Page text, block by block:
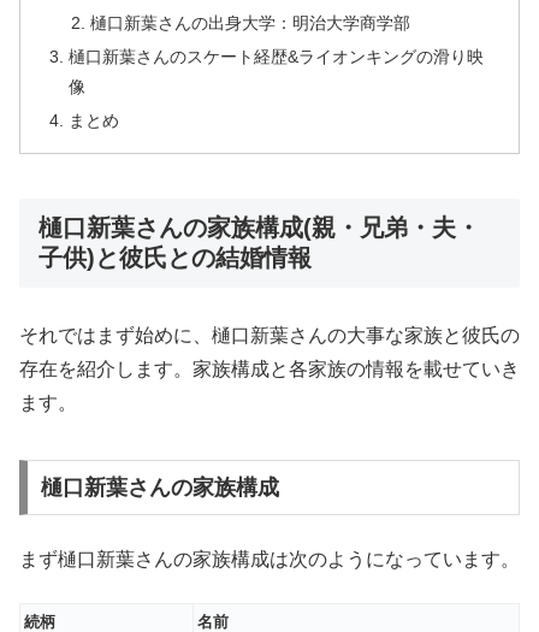
樋口新葉さんの出身大学：明治大学商学部
樋口新葉さんのスケート経歴&ライオンキングの滑り映
像
まとめ
樋口新葉さんの家族構成(親・兄弟・夫・
子供)と彼氏との結婚情報
それではまず始めに、樋口新葉さんの大事な家族と彼氏の
存在を紹介します。家族構成と各家族の情報を載せていき
ます。
樋口新葉さんの家族構成
まず樋口新葉さんの家族構成は次のようになっています。
続柄
名前